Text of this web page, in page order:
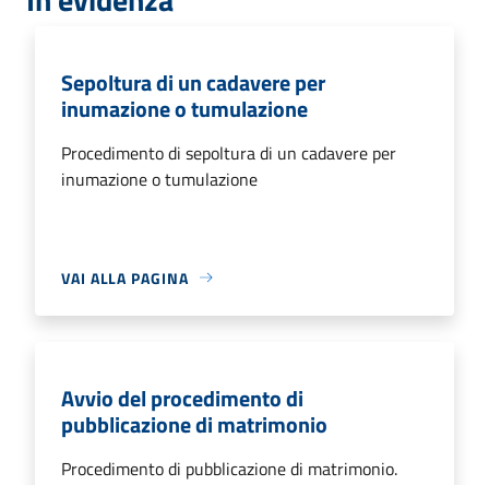
Sepoltura di un cadavere per
inumazione o tumulazione
Procedimento di sepoltura di un cadavere per
inumazione o tumulazione
VAI ALLA PAGINA
Avvio del procedimento di
pubblicazione di matrimonio
Procedimento di pubblicazione di matrimonio.